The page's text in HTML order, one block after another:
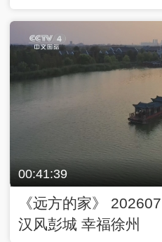
00:41:39
《远方的家》
汉风彭城 幸福徐州